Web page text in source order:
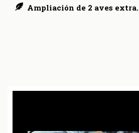
Ampliación de 2 aves extra.